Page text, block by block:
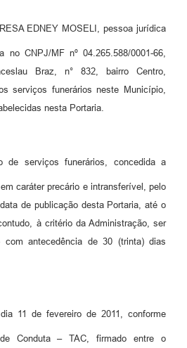
EDNEY MOSELI, pessoa jurídica
no CNPJ/MF nº 04.265.588/0001-66,
Braz, n° 832, bairro Centro,
serviços funerários neste Município,
nesta Portaria.
de serviços funerários, concedida a
caráter precário e intransferível, pelo
de publicação desta Portaria, até o
à critério da Administração, ser
com antecedência de 30 (trinta) dias
11 de fevereiro de 2011, conforme
Conduta – TAC, firmado entre o